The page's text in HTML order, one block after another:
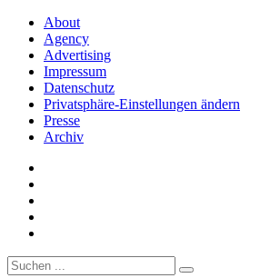
About
Agency
Advertising
Impressum
Datenschutz
Privatsphäre-Einstellungen ändern
Presse
Archiv